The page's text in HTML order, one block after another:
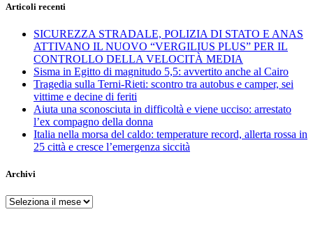
Articoli recenti
SICUREZZA STRADALE, POLIZIA DI STATO E ANAS
ATTIVANO IL NUOVO “VERGILIUS PLUS” PER IL
CONTROLLO DELLA VELOCITÀ MEDIA
Sisma in Egitto di magnitudo 5,5: avvertito anche al Cairo
Tragedia sulla Terni-Rieti: scontro tra autobus e camper, sei
vittime e decine di feriti
Aiuta una sconosciuta in difficoltà e viene ucciso: arrestato
l’ex compagno della donna
Italia nella morsa del caldo: temperature record, allerta rossa in
25 città e cresce l’emergenza siccità
Archivi
Archivi